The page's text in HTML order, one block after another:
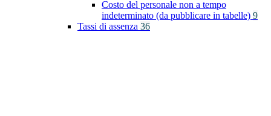
Costo del personale non a tempo
indeterminato (da pubblicare in tabelle) 9
Tassi di assenza 36